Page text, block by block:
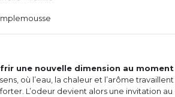
une nouvelle dimension au
où l’eau, la chaleur et l’arôme travaillent
L’odeur devient alors une invitation au